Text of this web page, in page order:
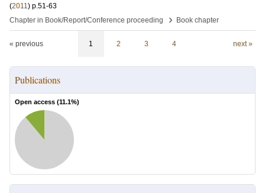
(2011) p.51-63
Chapter in Book/Report/Conference proceeding
› Book chapter
« previous 1 2 3 4 next »
Publications
Open access (11.1%)